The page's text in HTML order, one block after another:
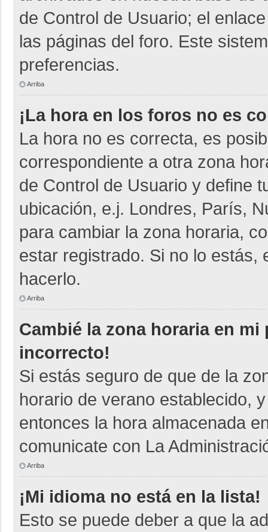
de Control de Usuario; el
las páginas del foro. Este
preferencias.
Arriba
¡La hora en los foros no es
La hora no es correcta, es
correspondiente a otra zona
de Control de Usuario y define
ubicación, e.j. Londres, París,
para cambiar la zona horaria,
estar registrado. Si no lo estás,
hacerlo.
Arriba
Cambié la zona horaria en
incorrecto!
Si estás seguro de que de la
horario de verano establecido,
entonces la hora almacenada
comunicate con La
Arriba
¡Mi idioma no está en la lista!
Esto se puede deber a que la